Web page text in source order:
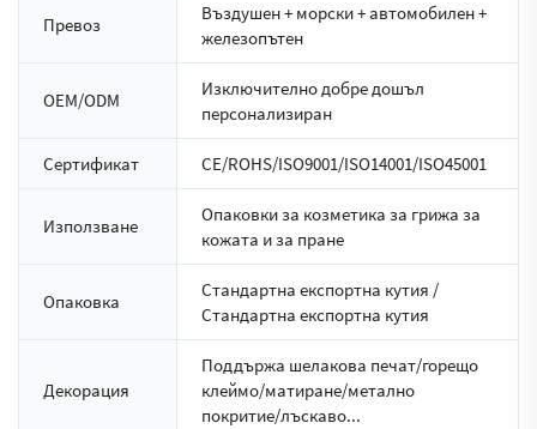
Превоз
Въздушен + морски + автомобилен +
железопътен
OEM/ODM
Изключително добре дошъл
персонализиран
Сертификат CE/ROHS/ISO9001/ISO14001/ISO45001
Използване
Опаковки за козметика за грижа за
кожата и за пране
Опаковка
Стандартна експортна кутия /
Стандартна експортна кутия
Декорация
Поддържа шелакова печат/горещо
клеймо/матиране/метално
покритие/лъскаво...